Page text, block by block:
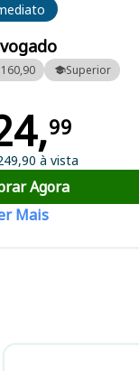
do Rio Pardo/SP
Superior
99
à vista
Agora
Mais